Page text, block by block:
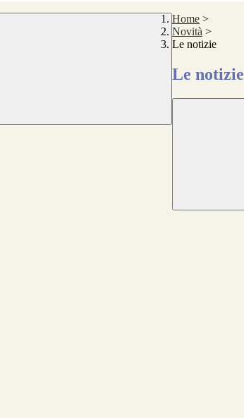
Home >
Novità >
Le notizie
Le notizie